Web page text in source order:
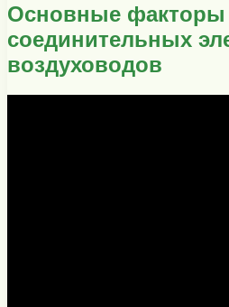
Основные
соединительных
воздуховодов